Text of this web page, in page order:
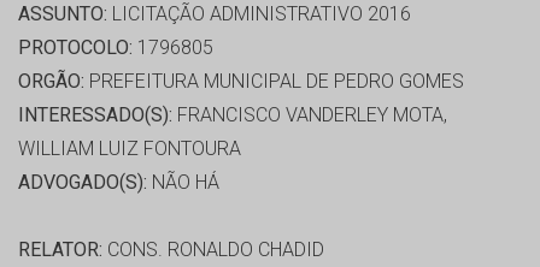
ASSUNTO: LICITAÇÃO ADMINISTRATIVO 2016
PROTOCOLO: 1796805
ORGÃO: PREFEITURA MUNICIPAL DE PEDRO GOMES
INTERESSADO(S): FRANCISCO VANDERLEY MOTA,
WILLIAM LUIZ FONTOURA
ADVOGADO(S): NÃO HÁ
RELATOR: CONS. RONALDO CHADID